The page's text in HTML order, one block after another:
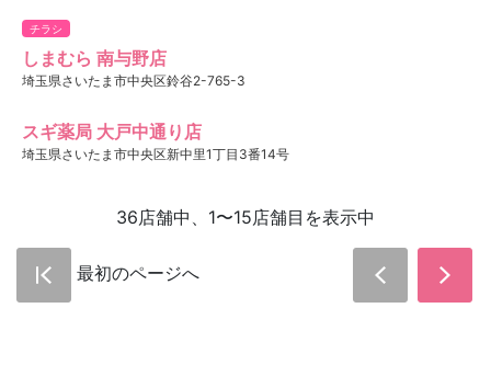
チラシ
しまむら 南与野店
埼玉県さいたま市中央区鈴谷2-765-3
スギ薬局 大戸中通り店
埼玉県さいたま市中央区新中里1丁目3番14号
36店舗中、1〜15店舗目を表示中
最初のページへ